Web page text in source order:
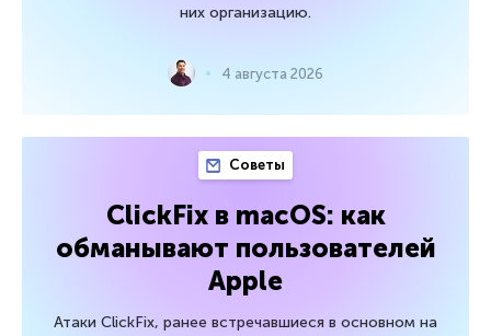
них организацию.
4 августа 2026
Советы
ClickFix в macOS: как
обманывают пользователей
Apple
Атаки ClickFix, ранее встречавшиеся в основном на